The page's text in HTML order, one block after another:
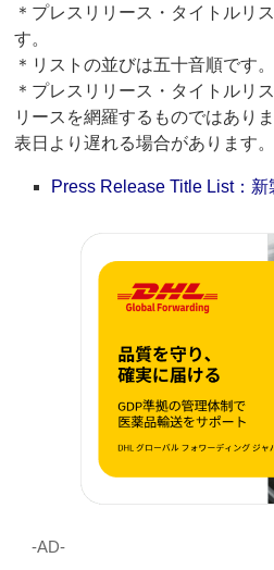
＊プレスリリース・タイトルリ
す。
＊リストの並びは五十音順です。
＊プレスリリース・タイトルリ
リースを網羅するものではあり
表日より遅れる場合があります
Press Release Title List：新
‐AD‐